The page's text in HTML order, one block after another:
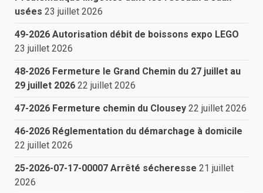
usées 23 juillet 2026
49-2026 Autorisation débit de boissons expo LEGO
23 juillet 2026
48-2026 Fermeture le Grand Chemin du 27 juillet au
29 juillet 2026 22 juillet 2026
47-2026 Fermeture chemin du Clousey 22 juillet 2026
46-2026 Réglementation du démarchage à domicile
22 juillet 2026
25-2026-07-17-00007 Arrêté sécheresse 21 juillet
2026